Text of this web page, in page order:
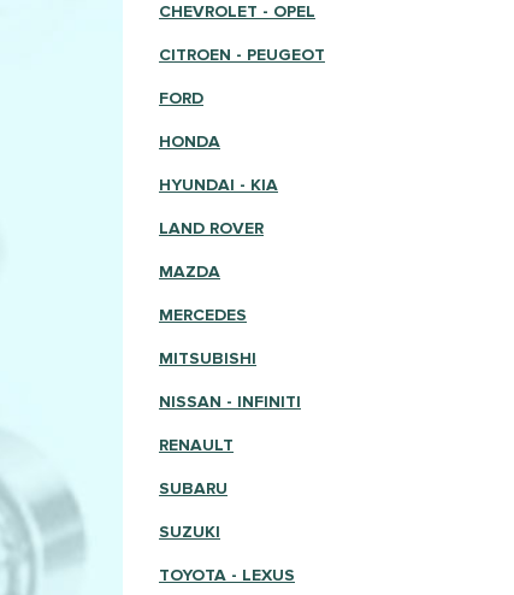
CHEVROLET - OPEL
CITROEN - PEUGEOT
FORD
HONDA
HYUNDAI - KIA
LAND ROVER
MAZDA
MERCEDES
MITSUBISHI
NISSAN - INFINITI
RENAULT
SUBARU
SUZUKI
TOYOTA - LEXUS